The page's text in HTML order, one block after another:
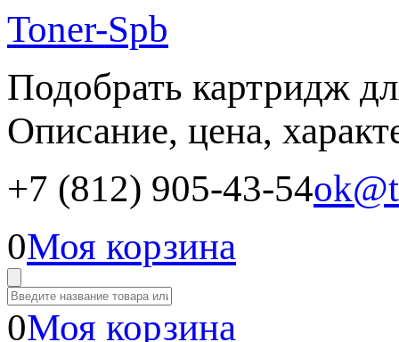
Toner-Spb
Подобрать картридж
Описание, цена,
+7 (812) 905-43-54
0Моя корзина
0Моя корзина